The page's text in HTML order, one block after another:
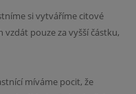
si vytváříme citové
pouze za vyšší částku,
míváme pocit, že